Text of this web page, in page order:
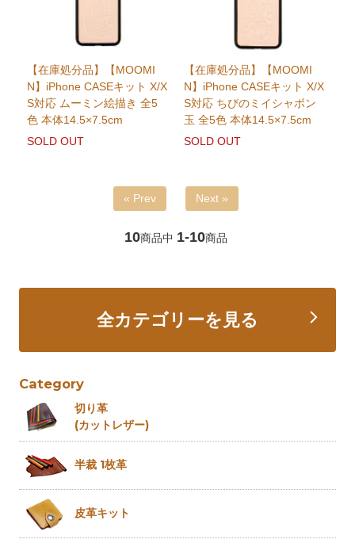
【在庫処分品】【MOOMI
N】iPhone CASEキット X/X
S対応 ムーミン絵描き 全5
色 本体14.5×7.5cm
SOLD OUT
【在庫処分品】【MOOMI
N】iPhone CASEキット X/X
S対応 ちびのミイシャボン
玉 全5色 本体14.5×7.5cm
SOLD OUT
« Prev Next »
10商品中 1-10商品
全カテゴリーを見る
Category
切り革
(カットレザー)
半裁 1枚革
皮革キット